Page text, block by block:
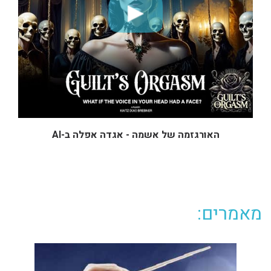
האורגזמה של אשמה - אגדה אפלה ב-AI
מאמרים: